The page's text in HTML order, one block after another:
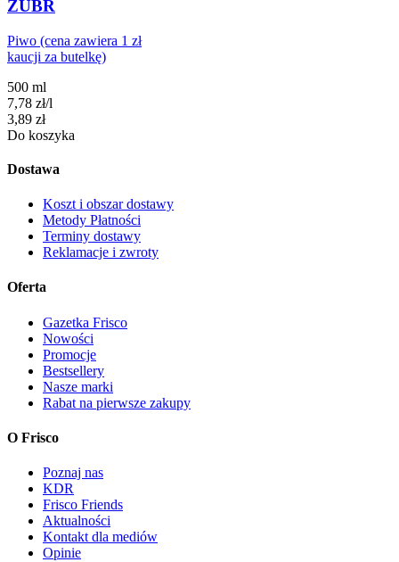
ŻUBR
Piwo (cena zawiera 1 zł
kaucji za butelkę)
500 ml
7,78 zł/l
Cena
3,89 zł
Do koszyka
Dostawa
Koszt i obszar dostawy
Metody Płatności
Terminy dostawy
Reklamacje i zwroty
Oferta
Gazetka Frisco
Nowości
Promocje
Bestsellery
Nasze marki
Rabat na pierwsze zakupy
O Frisco
Poznaj nas
KDR
Frisco Friends
Aktualności
Kontakt dla mediów
Opinie